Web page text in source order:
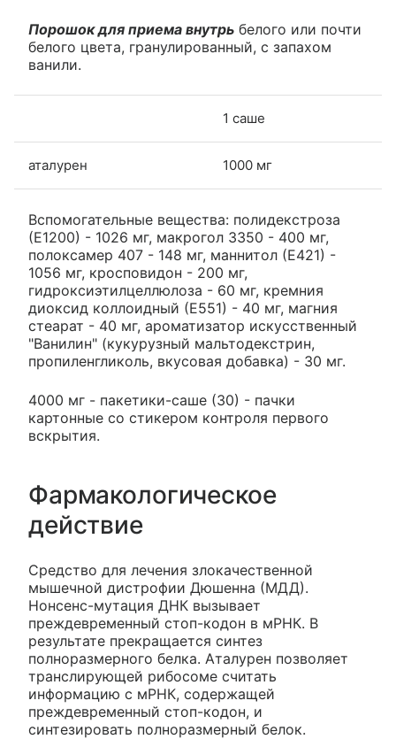
Порошок для приема внутрь белого или почти
белого цвета, гранулированный, с запахом
ванили.
1 саше
аталурен 1000 мг
Вспомогательные вещества: полидекстроза
(Е1200) - 1026 мг, макрогол 3350 - 400 мг,
полоксамер 407 - 148 мг, маннитол (Е421) -
1056 мг, кросповидон - 200 мг,
гидроксиэтилцеллюлоза - 60 мг, кремния
диоксид коллоидный (Е551) - 40 мг, магния
стеарат - 40 мг, ароматизатор искусственный
"Ванилин" (кукурузный мальтодекстрин,
пропиленгликоль, вкусовая добавка) - 30 мг.
4000 мг - пакетики-саше (30) - пачки
картонные со стикером контроля первого
вскрытия.
Фармакологическое
действие
Средство для лечения злокачественной
мышечной дистрофии Дюшенна (МДД).
Нонсенс-мутация ДНК вызывает
преждевременный стоп-кодон в мРНК. В
результате прекращается синтез
полноразмерного белка. Аталурен позволяет
транслирующей рибосоме считать
информацию с мРНК, содержащей
преждевременный стоп-кодон, и
синтезировать полноразмерный белок.